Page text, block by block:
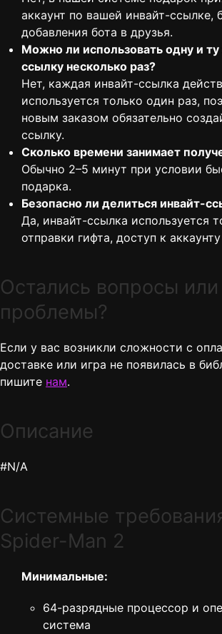
аккаунт по вашей инвайт-ссылке,
добавления бота в друзья.
Можно ли использовать одну и
ссылку несколько раз?
Нет, каждая инвайт-ссылка
используется только один раз,
новым заказом обязательно
ссылку.
Сколько времени занимает
Обычно 2–5 минут при условии
подарка.
Безопасно ли делиться инвайт-
Да, инвайт-ссылка используется
отправки гифта, доступ к
Остались вопросы или
проблемы?
Если у вас возникли сложности с
доставке или игра не появилась в
пишите нам.
Описание
#N/A
Cистемные
Spider-Man 2
Минимальные:
64-разрядные процессор и
система